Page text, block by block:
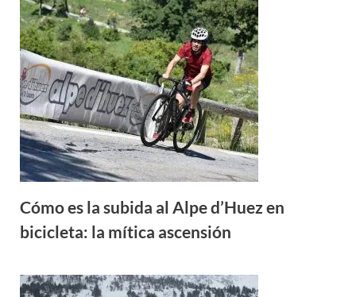
Cómo es la subida al Alpe d’Huez en
bicicleta: la mítica ascensión